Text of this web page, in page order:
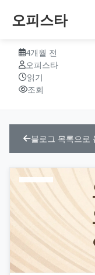
오피스타
오피사이트
4개월 전
오피스타
읽기
조회
블로그 목록으로